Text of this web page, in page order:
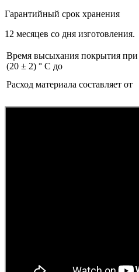
Гарантийный срок хранения
12 месяцев со дня изготовления.
Время высыхания покрытия при
(20 ± 2) ° С до
Расход материала составляет от